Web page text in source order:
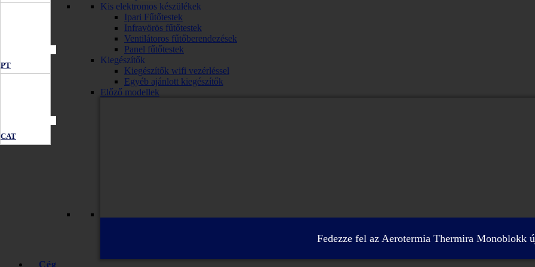
PT
CAT
Kis elektromos készülékek
Ipari Fűtőtestek
Infravörös fűtőtestek
Ventilátoros fűtőberendezések
Panel fűtőtestek
Kiegészítők
Kiegészítők wifi vezérléssel
Egyéb ajánlott kiegészítők
Előző modellek
Fedezze fel az Aerotermia Thermira Monoblokk
Cég